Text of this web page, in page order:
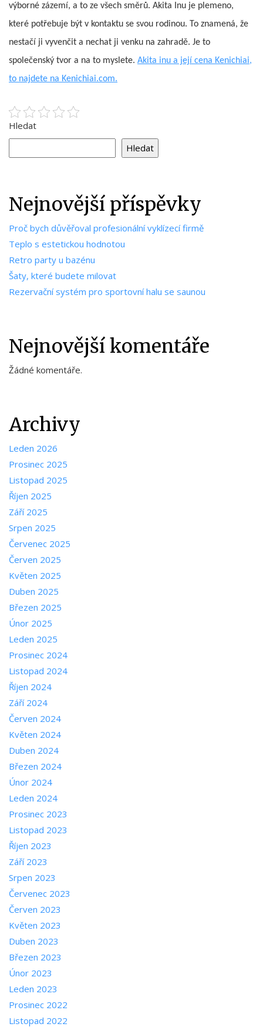
výborné zázemí, a to ze všech směrů. Akita Inu je plemeno,
které potřebuje být v kontaktu se svou rodinou. To znamená, že
nestačí ji vyvenčit a nechat ji venku na zahradě. Je to
společenský tvor a na to myslete. Akita inu a její cena Kenichiai,
to najdete na Kenichiai.com.
Hledat
Hledat
Nejnovější příspěvky
Proč bych důvěřoval profesionální vyklízecí firmě
Teplo s estetickou hodnotou
Retro party u bazénu
Šaty, které budete milovat
Rezervační systém pro sportovní halu se saunou
Nejnovější komentáře
Žádné komentáře.
Archivy
Leden 2026
Prosinec 2025
Listopad 2025
Říjen 2025
Září 2025
Srpen 2025
Červenec 2025
Červen 2025
Květen 2025
Duben 2025
Březen 2025
Únor 2025
Leden 2025
Prosinec 2024
Listopad 2024
Říjen 2024
Září 2024
Červen 2024
Květen 2024
Duben 2024
Březen 2024
Únor 2024
Leden 2024
Prosinec 2023
Listopad 2023
Říjen 2023
Září 2023
Srpen 2023
Červenec 2023
Červen 2023
Květen 2023
Duben 2023
Březen 2023
Únor 2023
Leden 2023
Prosinec 2022
Listopad 2022